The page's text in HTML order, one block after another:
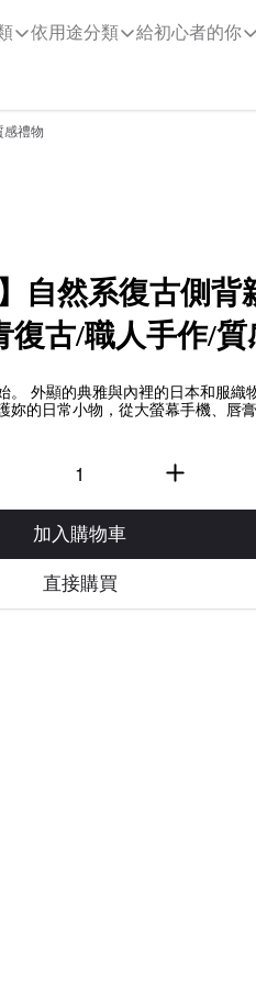
依用途分類 給初心者的你
禮物
自然系復古側背
復古/職人手作/質
。 外顯的典雅與內裡的日本和服織
妳的日常小物，從大螢幕手機、唇
加入購物車
直接購買